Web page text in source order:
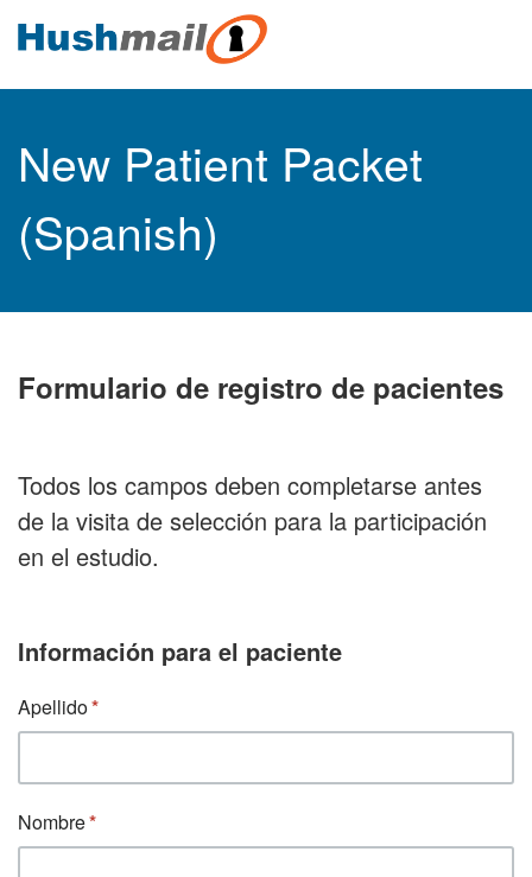
New Patient Packet
(Spanish)
Formulario de registro de pacientes
Todos los campos deben completarse antes
de la visita de selección para la participación
en el estudio.
Información para el paciente
Apellido
Nombre